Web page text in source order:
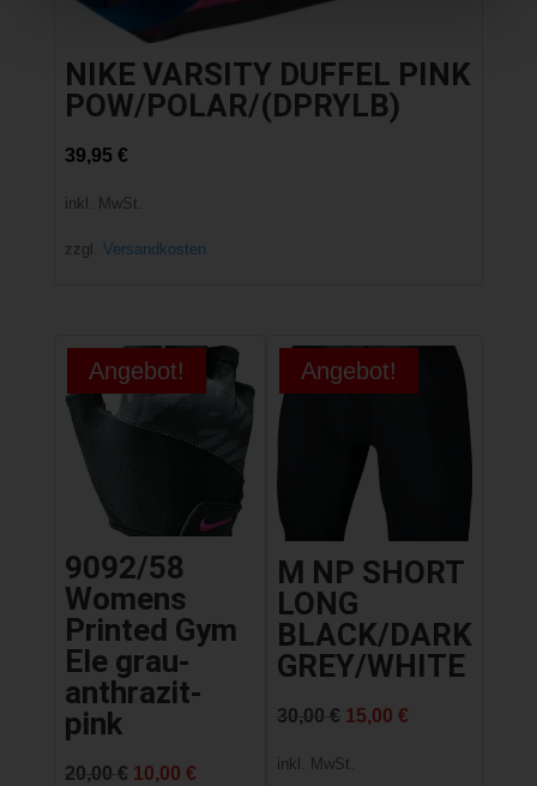
NIKE VARSITY DUFFEL PINK
POW/POLAR/(DPRYLB)
39,95 €
inkl. MwSt.
zzgl. Versandkosten
Angebot!
9092/58
Womens
Printed Gym
Ele grau-
anthrazit-
pink
20,00 € Ursprünglicher
10,00 €Aktueller
Angebot!
M NP SHORT
LONG
BLACK/DARK
GREY/WHITE
30,00€ Ursprünglicher
15,00€
inkl. MwSt.